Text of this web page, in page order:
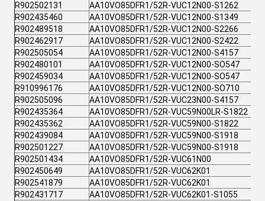
R902502131
AA10VO85DFR1/52R-VUC12N00-S1262
R902435460
AA10VO85DFR1/52R-VUC12N00-S1349
R902489518
AA10VO85DFR1/52R-VUC12N00-S2266
R902462917
AA10VO85DFR1/52R-VUC12N00-S2422
R902505054
AA10VO85DFR1/52R-VUC12N00-S4157
R902480101
AA10VO85DFR1/52R-VUC12N00-SO547
R902459034
AA10VO85DFR1/52R-VUC12N00-SO547
R910996176
AA10VO85DFR1/52R-VUC12N00-SO710
R902505096
AA10VO85DFR1/52R-VUC23N00-S4157
R902435364
AA10VO85DFR1/52R-VUC59N00LR-S1822
R902435362
AA10VO85DFR1/52R-VUC59N00-S1822
R902439084
AA10VO85DFR1/52R-VUC59N00-S1918
R902501227
AA10VO85DFR1/52R-VUC59N00-S1918
R902501434
AA10VO85DFR1/52R-VUC61N00
R902450649
AA10VO85DFR1/52R-VUC62K01
R902541879
AA10VO85DFR1/52R-VUC62K01
R902431717
AA10VO85DFR1/52R-VUC62K01-S1055